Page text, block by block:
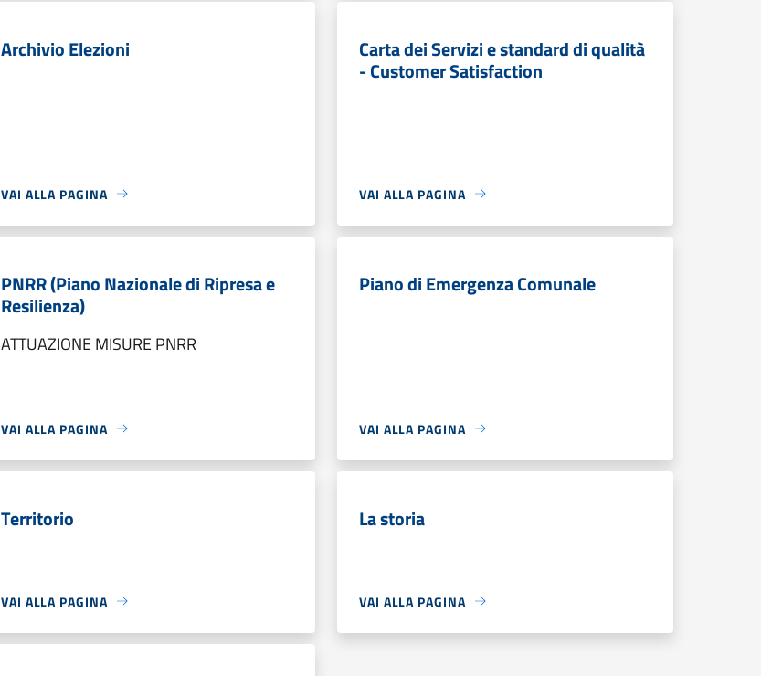
Archivio Elezioni
VAI ALLA PAGINA
Carta dei Servizi e standard di qualità
- Customer Satisfaction
VAI ALLA PAGINA
PNRR (Piano Nazionale di Ripresa e
Resilienza)
ATTUAZIONE MISURE PNRR
VAI ALLA PAGINA
Piano di Emergenza Comunale
VAI ALLA PAGINA
Territorio
VAI ALLA PAGINA
La storia
VAI ALLA PAGINA